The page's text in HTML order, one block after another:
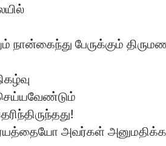
பேருக்கும்
அவர்கள்